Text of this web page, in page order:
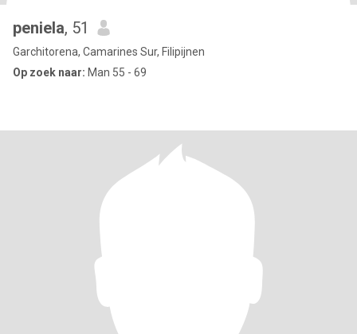
peniela, 51
Garchitorena, Camarines Sur, Filipijnen
Op zoek naar: Man 55 - 69